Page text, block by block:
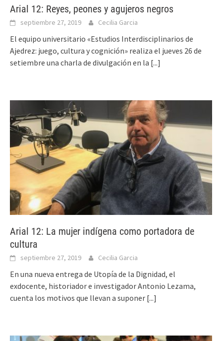
Arial 12: Reyes, peones y agujeros negros
septiembre 27, 2019 Cecilia Garcia
El equipo universitario «Estudios Interdisciplinarios de
Ajedrez: juego, cultura y cognición» realiza el jueves 26 de
setiembre una charla de divulgación en la [...]
Arial 12: La mujer indígena como portadora de
cultura
septiembre 27, 2019 Cecilia Garcia
En una nueva entrega de Utopía de la Dignidad, el
exdocente, historiador e investigador Antonio Lezama,
cuenta los motivos que llevan a suponer [...]